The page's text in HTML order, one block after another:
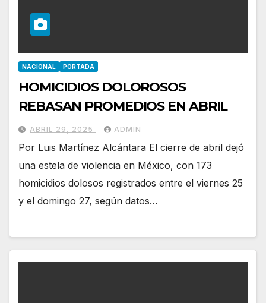
NACIONAL PORTADA
HOMICIDIOS DOLOROSOS
REBASAN PROMEDIOS EN ABRIL
ABRIL 29, 2025 ADMIN
Por Luis Martínez Alcántara El cierre de abril dejó
una estela de violencia en México, con 173
homicidios dolosos registrados entre el viernes 25
y el domingo 27, según datos…